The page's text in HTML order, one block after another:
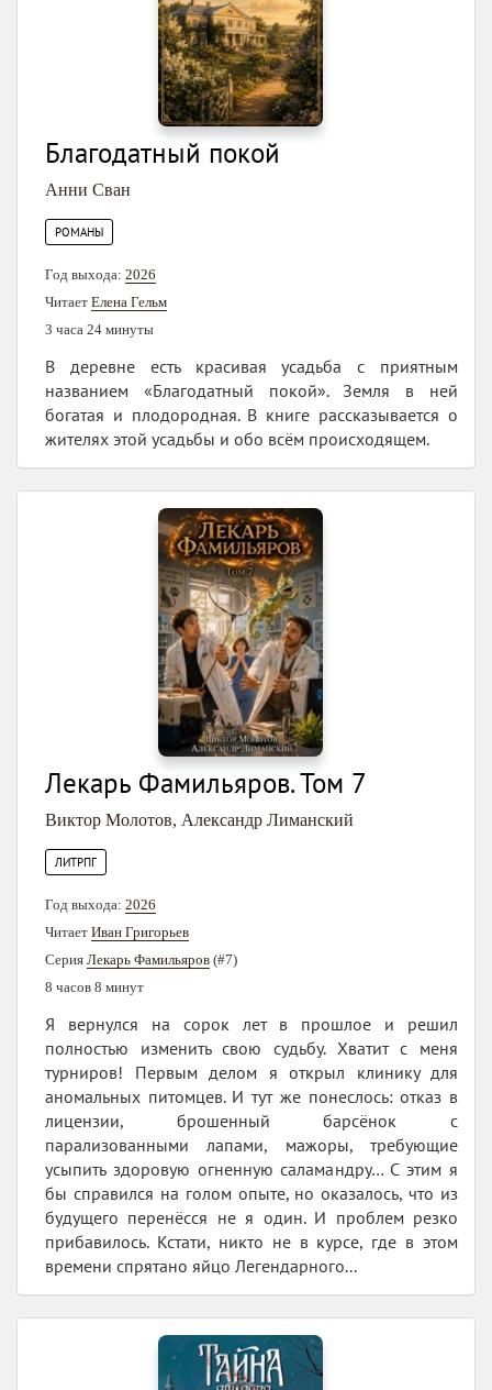
Благодатный покой
Анни Сван
РОМАНЫ
Год выхода: 2026
Читает Елена Гельм
3 часа 24 минуты
В деревне есть красивая усадьба с приятным
названием «Благодатный покой». Земля в ней
богатая и плодородная. В книге рассказывается о
жителях этой усадьбы и обо всём происходящем.
Лекарь Фамильяров. Том 7
Виктор Молотов, Александр Лиманский
ЛИТРПГ
Год выхода: 2026
Читает Иван Григорьев
Серия Лекарь Фамильяров (#7)
8 часов 8 минут
Я вернулся на сорок лет в прошлое и решил
полностью изменить свою судьбу. Хватит с меня
турниров! Первым делом я открыл клинику для
аномальных питомцев. И тут же понеслось: отказ в
лицензии, брошенный барсёнок с
парализованными лапами, мажоры, требующие
усыпить здоровую огненную саламандру… С этим я
бы справился на голом опыте, но оказалось, что из
будущего перенёсся не я один. И проблем резко
прибавилось. Кстати, никто не в курсе, где в этом
времени спрятано яйцо Легендарного...